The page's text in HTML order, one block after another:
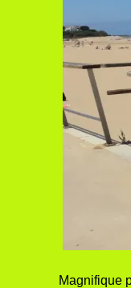
Magnifique